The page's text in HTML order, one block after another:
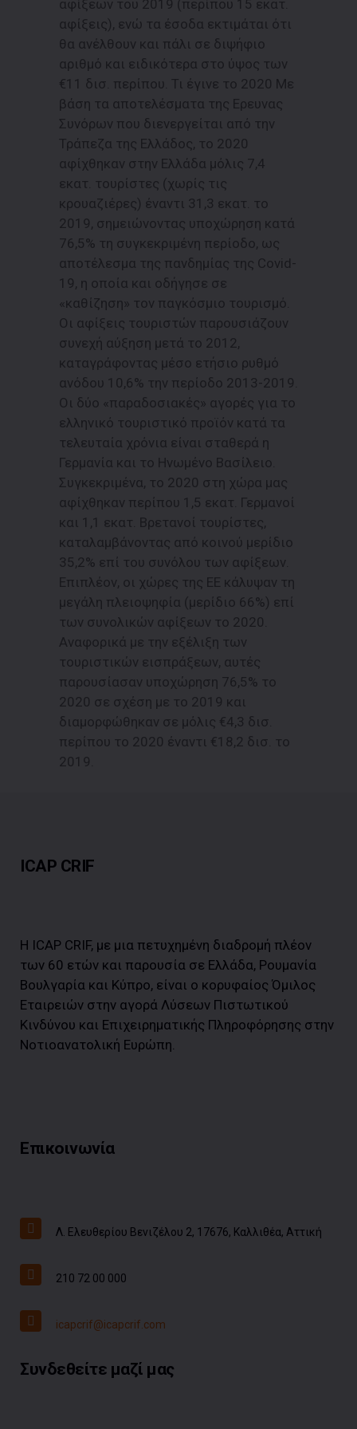
αφίξεων του 2019 (περίπου 15 εκατ.
αφίξεις), ενώ τα έσοδα εκτιμάται ότι
θα ανέλθουν και πάλι σε διψήφιο
αριθμό και ειδικότερα στο ύψος των
€11 δισ. περίπου. Τι έγινε το 2020 Με
βάση τα αποτελέσματα της Ερευνας
Συνόρων που διενεργείται από την
Τράπεζα της Ελλάδος, το 2020
αφίχθηκαν στην Ελλάδα μόλις 7,4
εκατ. τουρίστες (χωρίς τις
κρουαζιέρες) έναντι 31,3 εκατ. το
2019, σημειώνοντας υποχώρηση κατά
76,5% τη συγκεκριμένη περίοδο, ως
αποτέλεσμα της πανδημίας της Covid-
19, η οποία και οδήγησε σε
«καθίζηση» τον παγκόσμιο τουρισμό.
Οι αφίξεις τουριστών παρουσιάζουν
συνεχή αύξηση μετά το 2012,
καταγράφοντας μέσο ετήσιο ρυθμό
ανόδου 10,6% την περίοδο 2013-2019.
Οι δύο «παραδοσιακές» αγορές για το
ελληνικό τουριστικό προϊόν κατά τα
τελευταία χρόνια είναι σταθερά η
Γερμανία και το Ηνωμένο Βασίλειο.
Συγκεκριμένα, το 2020 στη χώρα μας
αφίχθηκαν περίπου 1,5 εκατ. Γερμανοί
και 1,1 εκατ. Βρετανοί τουρίστες,
καταλαμβάνοντας από κοινού μερίδιο
35,2% επί του συνόλου των αφίξεων.
Επιπλέον, οι χώρες της ΕΕ κάλυψαν τη
μεγάλη πλειοψηφία (μερίδιο 66%) επί
των συνολικών αφίξεων το 2020.
Αναφορικά με την εξέλιξη των
τουριστικών εισπράξεων, αυτές
παρουσίασαν υποχώρηση 76,5% το
2020 σε σχέση με το 2019 και
διαμορφώθηκαν σε μόλις €4,3 δισ.
περίπου το 2020 έναντι €18,2 δισ. το
2019.
ICAP CRIF
Η ICAP CRIF, με μια πετυχημένη διαδρομή πλέον
των 60 ετών και παρουσία σε Ελλάδα, Ρουμανία
Βουλγαρία και Κύπρο, είναι ο κορυφαίος Όμιλος
Εταιρειών στην αγορά Λύσεων Πιστωτικού
Κινδύνου και Επιχειρηματικής Πληροφόρησης στην
Νοτιοανατολική Ευρώπη.
Επικοινωνία
Λ. Ελευθερίου Βενιζέλου 2, 17676, Καλλιθέα, Αττική
210 72 00 000
icapcrif@icapcrif.com
Συνδεθείτε μαζί μας